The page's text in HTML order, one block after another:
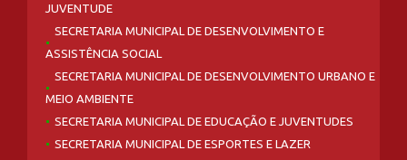
JUVENTUDE
SECRETARIA MUNICIPAL DE DESENVOLVIMENTO E
ASSISTÊNCIA SOCIAL
SECRETARIA MUNICIPAL DE DESENVOLVIMENTO URBANO E
MEIO AMBIENTE
SECRETARIA MUNICIPAL DE EDUCAÇÃO E JUVENTUDES
SECRETARIA MUNICIPAL DE ESPORTES E LAZER